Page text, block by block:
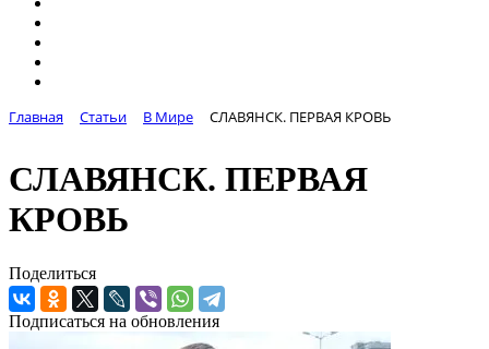
Главная Статьи В Мире СЛАВЯНСК. ПЕРВАЯ КРОВЬ
СЛАВЯНСК. ПЕРВАЯ
КРОВЬ
Поделиться
Подписаться на обновления